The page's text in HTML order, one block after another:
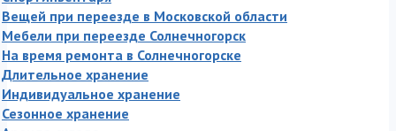
Вещей при переезде в Московской области
Мебели при переезде Солнечногорск
На время ремонта в Солнечногорске
Длительное хранение
Индивидуальное хранение
Сезонное хранение